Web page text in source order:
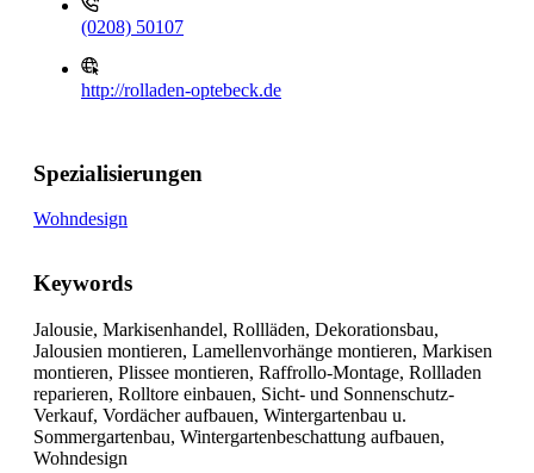
(0208) 50107
http://rolladen-optebeck.de
Spezialisierungen
Wohndesign
Keywords
Jalousie, Markisenhandel, Rollläden, Dekorationsbau,
Jalousien montieren, Lamellenvorhänge montieren, Markisen
montieren, Plissee montieren, Raffrollo-Montage, Rollladen
reparieren, Rolltore einbauen, Sicht- und Sonnenschutz-
Verkauf, Vordächer aufbauen, Wintergartenbau u.
Sommergartenbau, Wintergartenbeschattung aufbauen,
Wohndesign